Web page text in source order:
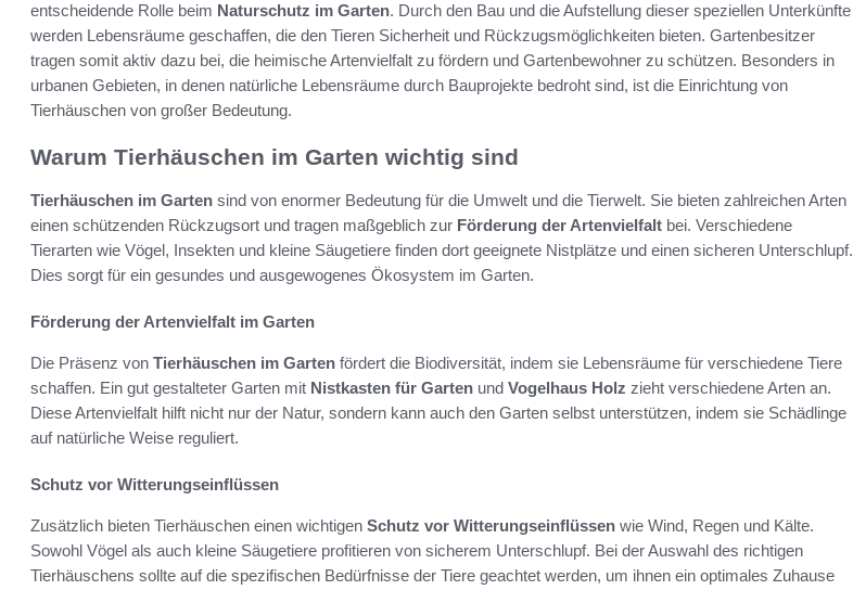
entscheidende Rolle beim Naturschutz im Garten. Durch den Bau und die Aufstellung dieser speziellen Unterkünfte
werden Lebensräume geschaffen, die den Tieren Sicherheit und Rückzugsmöglichkeiten bieten. Gartenbesitzer
tragen somit aktiv dazu bei, die heimische Artenvielfalt zu fördern und Gartenbewohner zu schützen. Besonders in
urbanen Gebieten, in denen natürliche Lebensräume durch Bauprojekte bedroht sind, ist die Einrichtung von
Tierhäuschen von großer Bedeutung.
Warum Tierhäuschen im Garten wichtig sind
Tierhäuschen im Garten sind von enormer Bedeutung für die Umwelt und die Tierwelt. Sie bieten zahlreichen Arten
einen schützenden Rückzugsort und tragen maßgeblich zur Förderung der Artenvielfalt bei. Verschiedene
Tierarten wie Vögel, Insekten und kleine Säugetiere finden dort geeignete Nistplätze und einen sicheren Unterschlupf.
Dies sorgt für ein gesundes und ausgewogenes Ökosystem im Garten.
Förderung der Artenvielfalt im Garten
Die Präsenz von Tierhäuschen im Garten fördert die Biodiversität, indem sie Lebensräume für verschiedene Tiere
schaffen. Ein gut gestalteter Garten mit Nistkasten für Garten und Vogelhaus Holz zieht verschiedene Arten an.
Diese Artenvielfalt hilft nicht nur der Natur, sondern kann auch den Garten selbst unterstützen, indem sie Schädlinge
auf natürliche Weise reguliert.
Schutz vor Witterungseinflüssen
Zusätzlich bieten Tierhäuschen einen wichtigen Schutz vor Witterungseinflüssen wie Wind, Regen und Kälte.
Sowohl Vögel als auch kleine Säugetiere profitieren von sicherem Unterschlupf. Bei der Auswahl des richtigen
Tierhäuschens sollte auf die spezifischen Bedürfnisse der Tiere geachtet werden, um ihnen ein optimales Zuhause